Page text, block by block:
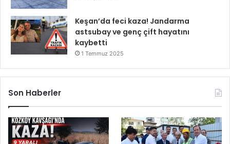
Keşan’da feci kaza! Jandarma
astsubay ve genç çift hayatını
kaybetti
1 Temmuz 2025
Son Haberler